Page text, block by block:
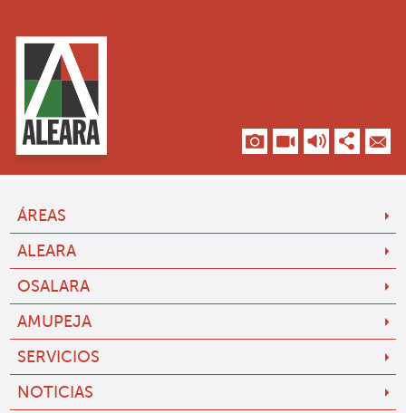
ÁREAS
ALEARA
OSALARA
AMUPEJA
SERVICIOS
NOTICIAS